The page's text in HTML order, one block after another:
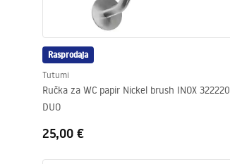
Rasprodaja
Tutumi
Ručka za WC papir Nickel brush INOX 322220
DUO
25,00 €